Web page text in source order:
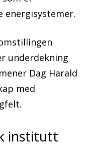
energisystemer.
underdekning
Dag Harald
med
institutt